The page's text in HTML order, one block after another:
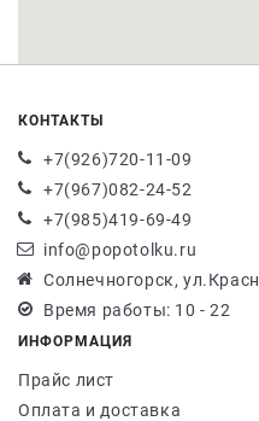
КОНТАКТЫ
+7(926)720-11-09
+7(967)082-24-52
+7(985)419-69-49
info@popotolku.ru
Солнечногорск,
Время работы: 10 - 22
ИНФОРМАЦИЯ
Прайс лист
Оплата и доставка